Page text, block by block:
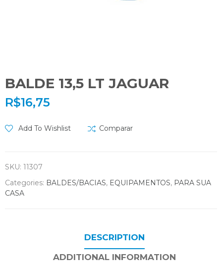
BALDE 13,5 LT JAGUAR
R$16,75
Add To Wishlist Comparar
SKU: 11307
Categories: BALDES/BACIAS, EQUIPAMENTOS, PARA SUA
CASA
DESCRIPTION
ADDITIONAL INFORMATION